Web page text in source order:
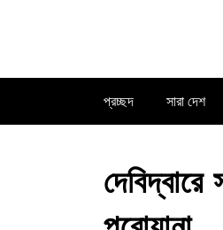
প্রচ্ছদ সারা দেশ